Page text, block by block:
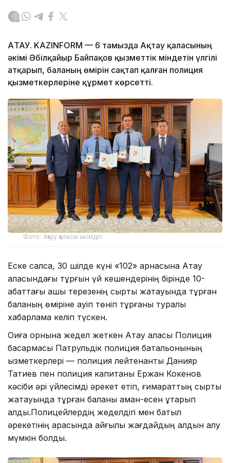
АҚТАУ. KAZINFORM — 6 тамызда Ақтау қаласының
әкімі Әбілқайыр Байпақов қызметтік міндетін үлгілі
атқарып, баланың өмірін сақтап қалған полиция
қызметкерлеріне құрмет көрсетті.
Фото: Ақтау қаласы әкімдігі
Еске салсақ, 30 шілде күні «102» арнасына Ақтау
қаласындағы тұрғын үй кешендерінің бірінде 10-
қабаттағы ашық терезенің сыртқы жақтауында тұрған
баланың өміріне қауіп төніп тұрғаны туралы
хабарлама келіп түскен.
Оқиға орнына жедел жеткен Ақтау қаласы Полиция
басқармасы Патрульдік полиция батальонының
қызметкерлері — полиция лейтенанты Данияр
Татиев пен полиция капитаны Ержан Кокенов
кәсіби әрі үйлесімді әрекет етіп, ғимараттың сыртқы
жақтауында тұрған баланы аман-есен құтқарып
қалды.Полицейлердің жеделдігі мен батыл
әрекетінің арқасында қайғылы жағдайдың алдын алу
мүмкін болды.